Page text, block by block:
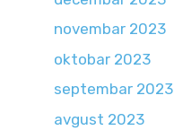
novembar 2023
oktobar 2023
septembar 2023
avgust 2023